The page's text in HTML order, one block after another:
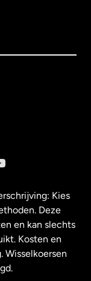
Kies
Deze
en kan slechts
Kosten en
Wisselkoersen